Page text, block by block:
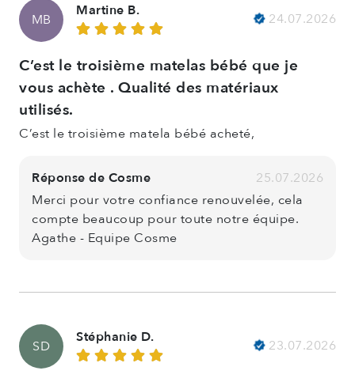
MB
Martine B.
24.07.2026
C’est le troisième matelas bébé que je
vous achète . Qualité des matériaux
utilisés.
C’est le troisième matela bébé acheté,
Réponse de Cosme
25.07.2026
Merci pour votre confiance renouvelée, cela
compte beaucoup pour toute notre équipe.
Agathe - Equipe Cosme
SD
Stéphanie D.
23.07.2026